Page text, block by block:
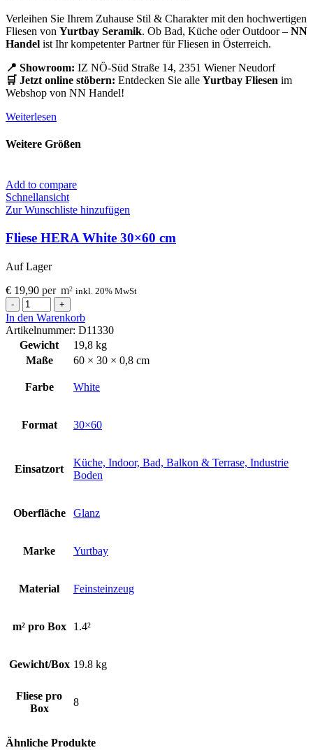
Verleihen Sie Ihrem Zuhause Stil & Charakter mit den hochwertigen
Fliesen von Yurtbay Seramik. Ob Bad, Küche oder Outdoor – NN
Handel ist Ihr kompetenter Partner für Fliesen in Österreich.
📍 Showroom: IZ NÖ-Süd Straße 14, 2351 Wiener Neudorf
🛒 Jetzt online stöbern: Entdecken Sie alle Yurtbay Fliesen im
Webshop von NN Handel!
Weiterlesen
Weitere Größen
Add to compare
Schnellansicht
Zur Wunschliste hinzufügen
Fliese HERA White 30×60 cm
Auf Lager
€ 19,90 per m2 inkl. 20% MwSt
Fliese
HERA
White
30x60
cm
Menge
In den Warenkorb
Artikelnummer: D11330
Gewicht
19,8 kg
Maße
60 × 30 × 0,8 cm
Farbe White
Format 30×60
Einsatzort
Küche, Indoor, Bad, Balkon & Terrase, Industrie
Boden
Oberfläche Glanz
Marke Yurtbay
Material Feinsteinzeug
m² pro Box 1.4²
Gewicht/Box 19.8 kg
Fliese pro
Box
8
Ähnliche Produkte